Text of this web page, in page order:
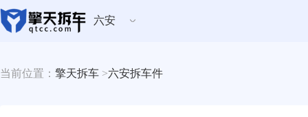
六安
当前位置： 擎天拆车 >六安拆车件